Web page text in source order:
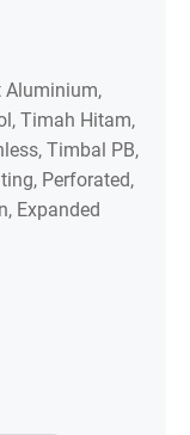
Aluminium,
Timah Hitam,
Timbal PB,
Perforated,
Expanded